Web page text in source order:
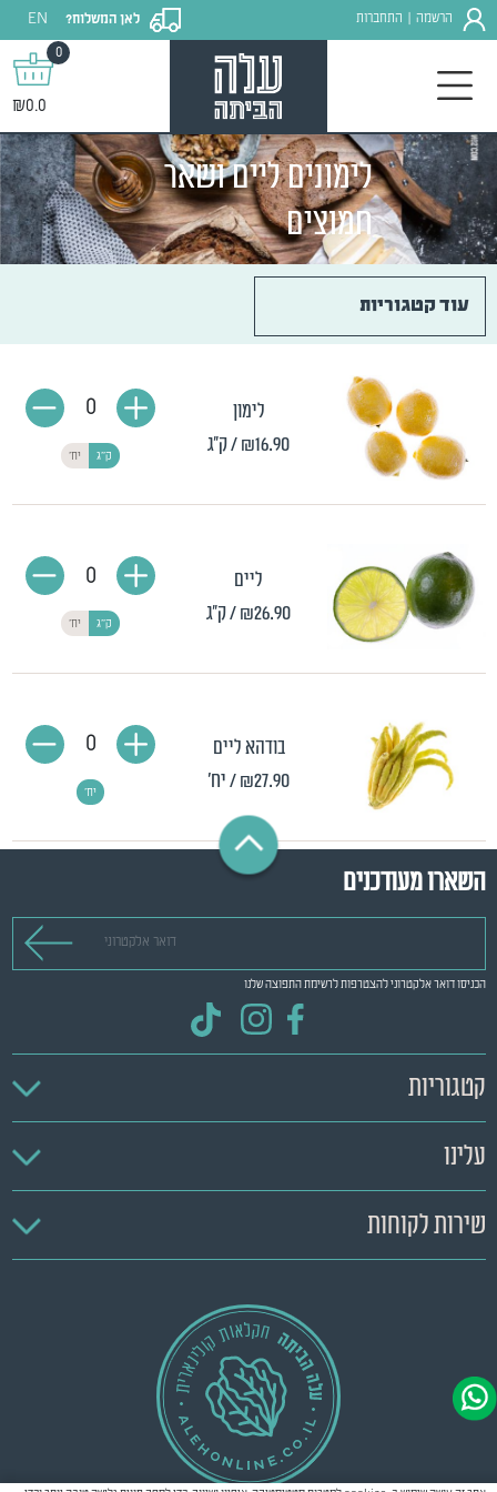
הרשמה התחברות לאן המשלוח?
EN
0
₪0.0
לימונים ליים ושאר
חמוצים
עוד קטגוריות
לימון
₪16.90/ ק"ג ק"ג יח'
0
ליים
₪26.90/ ק"ג ק"ג יח'
0
בודהא ליים
₪27.90/ יח' יח'
0
השארו מעודכנים
הכניסו דואר אלקטרוני להצטרפות לרשימת התפוצה שלנו
קטגוריות
עלינו
שירות לקוחות